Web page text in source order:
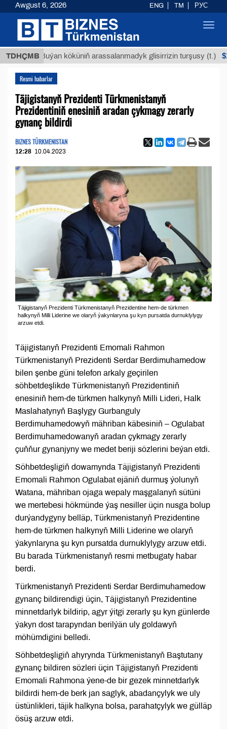
TDHÇMB
Buýan köküniň arassalanmadyk glisirrizin turşusy (t.)
Resmi habarlar
Täjigistanyň Prezidenti Türkmenistanyň
Prezidentiniň enesiniň aradan çykmagy zerarly
gynanç bildirdi
BIZNES TÜRKMENISTAN
12:28 10.04.2023
Täjigistanyň Prezidenti Türkmenistanyň Prezidentine hem-de türkmen
halkynyň Milli Liderine we olaryň ýakynlaryna şu kyn pursatda durnuklylygy
arzuw etdi.
Täjigistanyň Prezidenti Emomali Rahmon
Türkmenistanyň Prezidenti Serdar Berdimuhamedow
bilen şenbe güni telefon arkaly geçirilen
söhbetdeşlikde Türkmenistanyň Prezidentiniň
enesiniň hem-de türkmen halkynyň Milli Lideri, Halk
Maslahatynyň Başlygy Gurbanguly
Berdimuhamedowyň mähriban käbesiniň – Ogulabat
Berdimuhamedowanyň aradan çykmagy zerarly
çuňňur gynanjyny we medet beriji sözlerini beýan etdi.
Söhbetdeşligiň dowamynda Täjigistanyň Prezidenti
Emomali Rahmon Ogulabat ejäniň durmuş ýolunyň
Watana, mähriban ojaga wepaly maşgalanyň sütüni
we mertebesi hökmünde ýaş nesiller üçin nusga bolup
durýandygyny belläp, Türkmenistanyň Prezidentine
hem-de türkmen halkynyň Milli Liderine we olaryň
ýakynlaryna şu kyn pursatda durnuklylygy arzuw etdi.
Bu barada Türkmenistanyň resmi metbugaty habar
berdi.
Türkmenistanyň Prezidenti Serdar Berdimuhamedow
gynanç bildirendigi üçin, Täjigistanyň Prezidentine
minnetdarlyk bildirip, agyr ýitgi zerarly şu kyn günlerde
ýakyn dost tarapyndan berilýän uly goldawyň
möhümdigini belledi.
Söhbetdeşligiň ahyrynda Türkmenistanyň Baştutany
gynanç bildiren sözleri üçin Täjigistanyň Prezidenti
Emomali Rahmona ýene-de bir gezek minnetdarlyk
bildirdi hem-de berk jan saglyk, abadançylyk we uly
üstünlikleri, täjik halkyna bolsa, parahatçylyk we gülläp
ösüş arzuw etdi.
Awgust 6, 2026 ENG TM РУС